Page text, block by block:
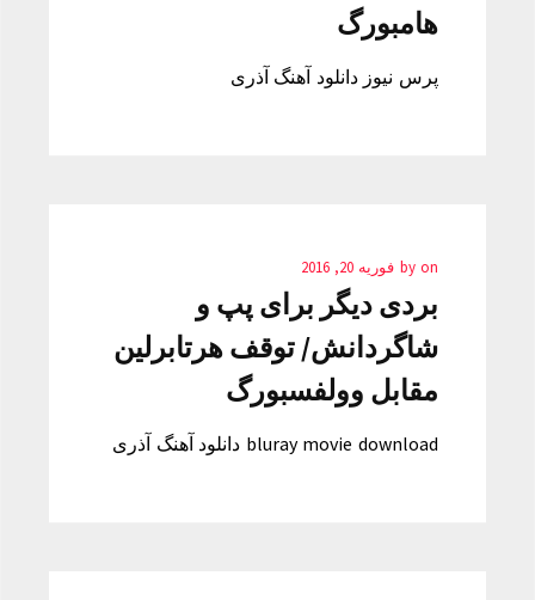
هامبورگ
پرس نیوز دانلود آهنگ آذری
by on فوریه 20, 2016
بردی دیگر برای پپ و
شاگردانش/ توقف هرتابرلین
مقابل وولفسبورگ
bluray movie download دانلود آهنگ آذری